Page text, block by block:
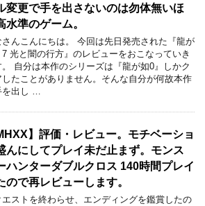
変更で手を出さないのは勿体無いほ
水準のゲーム。
さんこんにちは。 今回は先日発売された『龍が
7 光と闇の行方』のレビューをおこなっていき
。 自分は本作のシリーズは『龍が如0』しかク
したことがありません。そんな自分が何故本作
を出し …
】評価・レビュー。モチベーショ
んにしてプレイ未だ止まず。モンス
ハンターダブルクロス 140時間プレイ
ので再レビューします。
エストを終わらせ、エンディングを鑑賞したの